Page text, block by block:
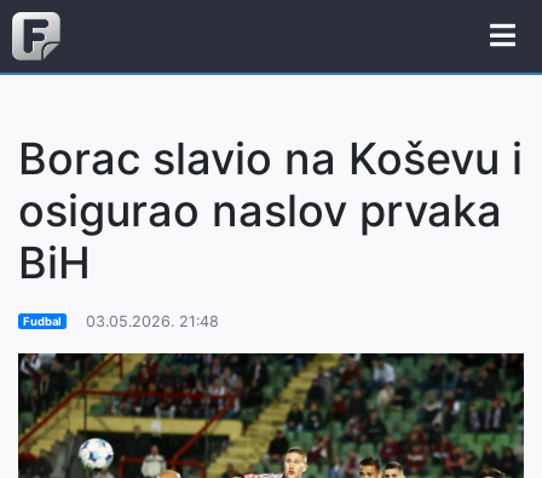
Borac slavio na Koševu i
osigurao naslov prvaka
BiH
Fudbal 03.05.2026. 21:48